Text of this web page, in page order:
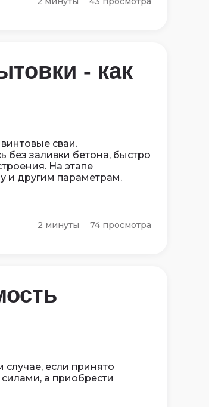
- как
сваи.
без заливки бетона, быстро
На этапе
и другим параметрам.
2 минуты 74 просмотра
если принято
а приобрести